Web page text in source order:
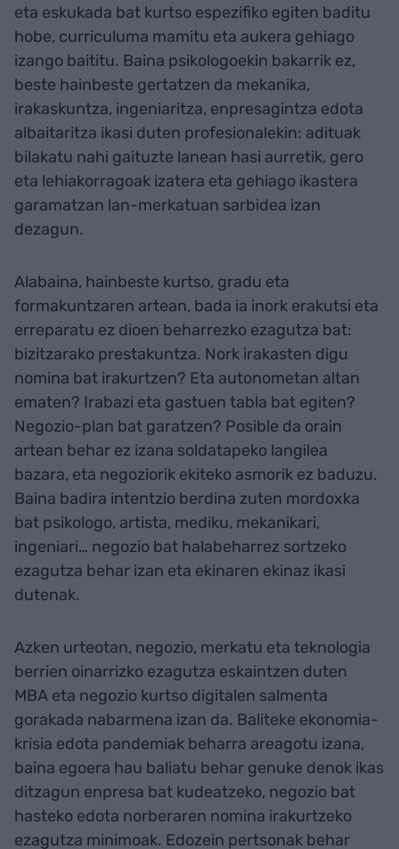
eta eskukada bat kurtso espezifiko egiten baditu
hobe, curriculuma mamitu eta aukera gehiago
izango baititu. Baina psikologoekin bakarrik ez,
beste hainbeste gertatzen da mekanika,
irakaskuntza, ingeniaritza, enpresagintza edota
albaitaritza ikasi duten profesionalekin: adituak
bilakatu nahi gaituzte lanean hasi aurretik, gero
eta lehiakorragoak izatera eta gehiago ikastera
garamatzan lan-merkatuan sarbidea izan
dezagun.
Alabaina, hainbeste kurtso, gradu eta
formakuntzaren artean, bada ia inork erakutsi eta
erreparatu ez dioen beharrezko ezagutza bat:
bizitzarako prestakuntza. Nork irakasten digu
nomina bat irakurtzen? Eta autonometan altan
ematen? Irabazi eta gastuen tabla bat egiten?
Negozio-plan bat garatzen? Posible da orain
artean behar ez izana soldatapeko langilea
bazara, eta negoziorik ekiteko asmorik ez baduzu.
Baina badira intentzio berdina zuten mordoxka
bat psikologo, artista, mediku, mekanikari,
ingeniari… negozio bat halabeharrez sortzeko
ezagutza behar izan eta ekinaren ekinaz ikasi
dutenak.
Azken urteotan, negozio, merkatu eta teknologia
berrien oinarrizko ezagutza eskaintzen duten
MBA eta negozio kurtso digitalen salmenta
gorakada nabarmena izan da. Baliteke ekonomia-
krisia edota pandemiak beharra areagotu izana,
baina egoera hau baliatu behar genuke denok ikas
ditzagun enpresa bat kudeatzeko, negozio bat
hasteko edota norberaren nomina irakurtzeko
ezagutza minimoak. Edozein pertsonak behar